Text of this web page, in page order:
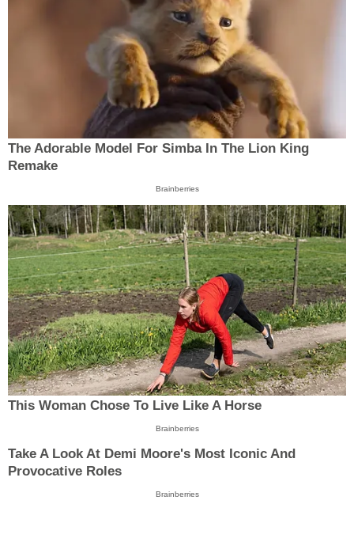
The Adorable Model For Simba In The Lion King
Remake
Brainberries
This Woman Chose To Live Like A Horse
Brainberries
Take A Look At Demi Moore's Most Iconic And
Provocative Roles
Brainberries